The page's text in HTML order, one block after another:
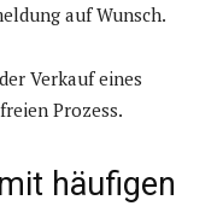
auf Wunsch.
Verkauf eines
Prozess.
häufigen